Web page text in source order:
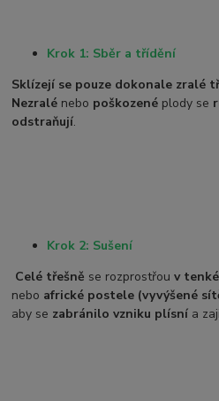
Krok 1: Sběr a třídění
Sklízejí se pouze dokonale zralé
Nezralé nebo poškozené plody se
odstraňují.
Krok 2: Sušení
Celé třešně se rozprostřouv
nebo africké postele (vyvýšené
aby se zabránilo vzniku plísní a